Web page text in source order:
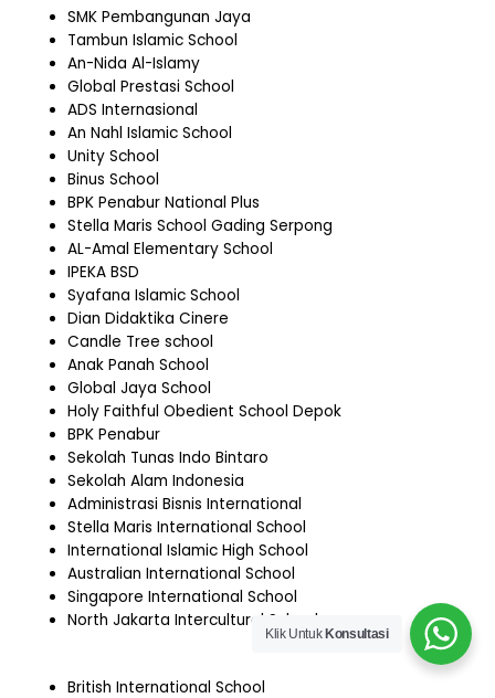
SMK Pembangunan Jaya
Tambun Islamic School
An-Nida Al-Islamy
Global Prestasi School
ADS Internasional
An Nahl Islamic School
Unity School
Binus School
BPK Penabur National Plus
Stella Maris School Gading Serpong
AL-Amal Elementary School
IPEKA BSD
Syafana Islamic School
Dian Didaktika Cinere
Candle Tree school
Anak Panah School
Global Jaya School
Holy Faithful Obedient School Depok
BPK Penabur
Sekolah Tunas Indo Bintaro
Sekolah Alam Indonesia
Administrasi Bisnis International
Stella Maris International School
International Islamic High School
Australian International School
Singapore International School
North Jakarta Intercultural School
British International School
Klik Untuk Konsultasi